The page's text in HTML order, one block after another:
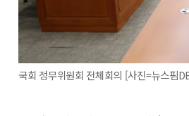
국회 정무위원회 전체회의 [사진=뉴스핌